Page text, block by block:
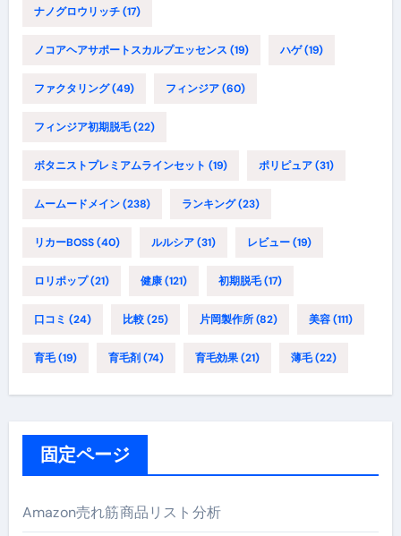
ナノグロウリッチ(17)
ノコアヘアサポートスカルプエッセンス (19) ハゲ(19)
ファクタリング(49) フィンジア(60)
フィンジア初期脱毛(22)
ボタニストプレミアムラインセット (19) ポリピュア(31)
ムームードメイン(238) ランキング(23)
リカーBOSS(40) ルルシア(31) レビュー(19)
ロリポップ(21) 健康(121) 初期脱毛(17)
口コミ (24) 比較(25) 片岡製作所(82) 美容(111)
育毛(19) 育毛剤(74) 育毛効果(21) 薄毛(22)
固定ページ
Amazon売れ筋商品リスト分析